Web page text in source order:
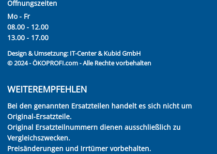
Öffnungszeiten
Mo - Fr
08.00 - 12.00
13.00 - 17.00
Design & Umsetzung: IT-Center & Kubid GmbH
© 2024 - ÖKOPROFI.com - Alle Rechte vorbehalten
WEITEREMPFEHLEN
Bei den genannten Ersatzteilen handelt es sich nicht um
Original-Ersatzteile.
Original Ersatzteilnummern dienen ausschließlich zu
Vergleichszwecken.
Preisänderungen und Irrtümer vorbehalten.